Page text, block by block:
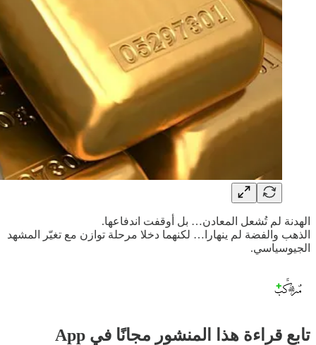
الهدنة لم تُشعل المعادن… بل أوقفت اندفاعها.
الذهب والفضة لم ينهارا… لكنهما دخلا مرحلة توازن مع تغيّر المشهد
الجيوسياسي.
تابع قراءة هذا المنشور مجانًا في App